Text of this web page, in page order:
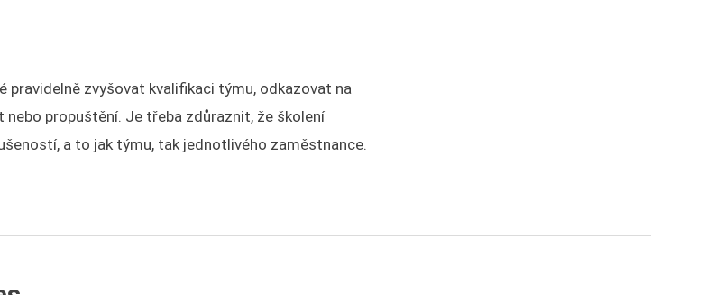
zvyšovat kvalifikaci týmu, odkazovat na
nebo propuštění. Je třeba zdůraznit, že školení
a to jak týmu, tak jednotlivého zaměstnance.